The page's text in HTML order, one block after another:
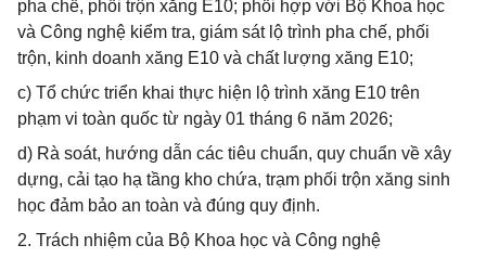
pha chế, phối trộn xăng E10; phối hợp với Bộ Khoa học
và Công nghệ kiểm tra, giám sát lộ trình pha chế, phối
trộn, kinh doanh xăng E10 và chất lượng xăng E10;
c) Tổ chức triển khai thực hiện lộ trình xăng E10 trên
phạm vi toàn quốc từ ngày 01 tháng 6 năm 2026;
d) Rà soát, hướng dẫn các tiêu chuẩn, quy chuẩn về xây
dựng, cải tạo hạ tầng kho chứa, trạm phối trộn xăng sinh
học đảm bảo an toàn và đúng quy định.
2. Trách nhiệm của Bộ Khoa học và Công nghệ